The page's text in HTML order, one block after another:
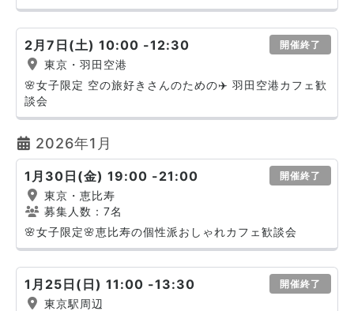
2月7日(土) 10:00 -12:30 開催終了
東京・羽田空港
🌸女子限定 空の旅好きさんのための✈️ 羽田空港カフェ歓
談会
2026年1月
1月30日(金) 19:00 -21:00 開催終了
東京・恵比寿
募集人数：7名
🌸女子限定🌸恵比寿の個性派おしゃれカフェ歓談会
1月25日(日) 11:00 -13:30 開催終了
東京駅周辺